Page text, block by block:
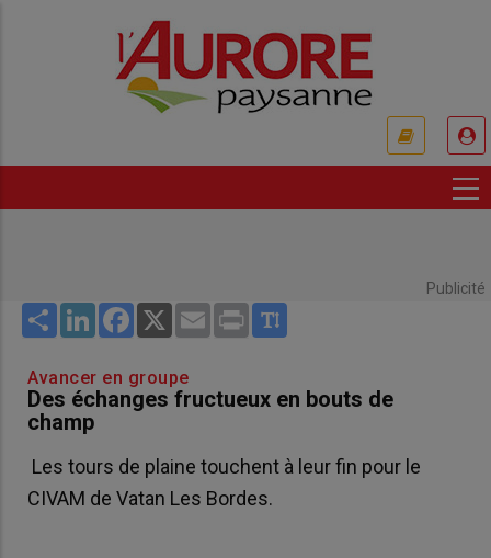
Publicité
Share LinkedInFacebook
X Email Print
Avancer en groupe
Des échanges fructueux en bouts de
champ
Les tours de plaine touchent à leur fin pour le
CIVAM de Vatan Les Bordes.